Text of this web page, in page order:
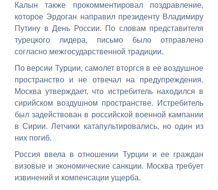
Калын также прокомментировал поздравление,
которое Эрдоган направил президенту Владимиру
Путину в День России. По словам представителя
турецкого лидера, письмо было отправлено
согласно межгосударственной традиции.
По версии Турции, самолет вторгся в ее воздушное
пространство и не отвечал на предупреждения.
Москва утверждает, что истребитель находился в
сирийском воздушном пространстве. Истребитель
был задействован в российской военной кампании
в Сирии. Летчики катапультировались, но один из
них погиб.
Россия ввела в отношении Турции и ее граждан
визовые и экономические санкции. Москва требует
извинений и компенсации ущерба.